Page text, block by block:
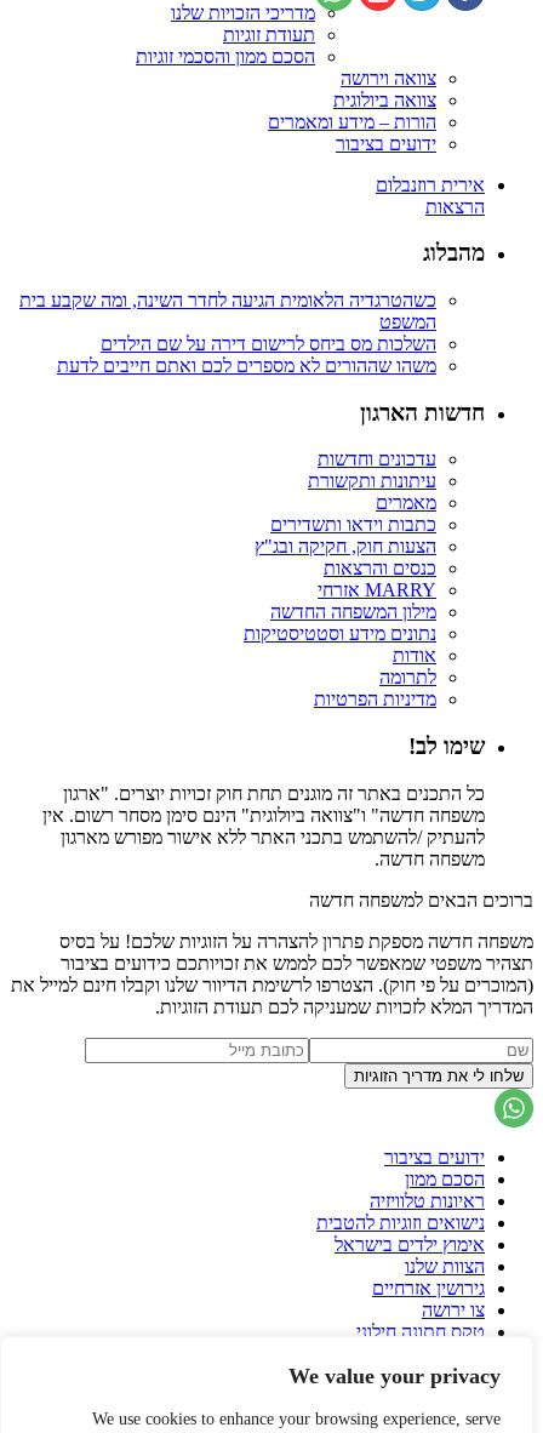
We value your privacy
We use cookies to enhance your browsing experience, serve
מדריכי הזכויות שלנו
תעודת זוגיות
הסכם ממון והסכמי זוגיות
צוואה וירושה
צוואה ביולוגית
הורות – מידע ומאמרים
ידועים בציבור
אירית רוזנבלום
הרצאות
מהבלוג
כשהטרגדיה הלאומית הגיעה לחדר השינה, ומה שקבע בית
המשפט
השלכות מס ביחס לרישום דירה על שם הילדים
משהו שההורים לא מספרים לכם ואתם חייבים לדעת
חדשות הארגון
עדכונים וחדשות
עיתונות ותקשורת
מאמרים
כתבות וידאו ותשדירים
הצעות חוק, חקיקה ובג"ץ
כנסים והרצאות
MARRY אזרחי
מילון המשפחה החדשה
נתונים מידע וסטטיסטיקות
אודות
לתרומה
מדיניות הפרטיות
שימו לב!
כל התכנים באתר זה מוגנים תחת חוק זכויות יוצרים. "ארגון
משפחה חדשה" ו"צוואה ביולוגית" הינם סימן מסחר רשום. אין
להעתיק /להשתמש בתכני האתר ללא אישור מפורש מארגון
משפחה חדשה.
ברוכים הבאים למשפחה חדשה
משפחה חדשה מספקת פתרון להצהרה על הזוגיות שלכם! על בסיס
תצהיר משפטי שמאפשר לכם לממש את זכויותכם כידועים בציבור
(המוכרים על פי חוק). הצטרפו לרשימת הדיוור שלנו וקבלו חינם למייל את
המדריך המלא לזכויות שמעניקה לכם תעודת הזוגיות.
ידועים בציבור
הסכם ממון
ראיונות טלוויזיה
נישואים וזוגיות להטבית
אימוץ ילדים בישראל
הצוות שלנו
גירושין אזרחיים
צו ירושה
טקס חתונה חילוני
פונדקאות בישראל
הורות גאה